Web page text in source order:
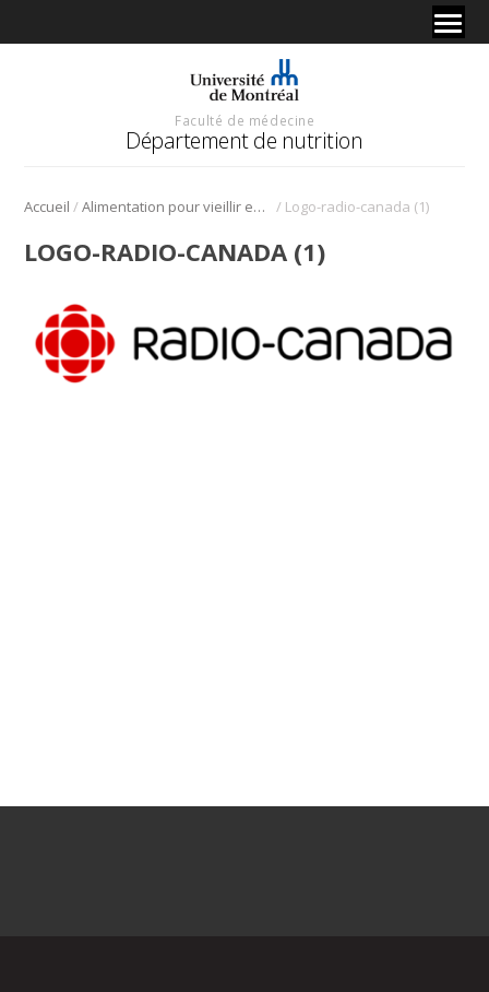
Faculté de médecine
Département de nutrition
Accueil / Alimentation pour vieillir en santé / Logo-radio-canada (1)
LOGO-RADIO-CANADA (1)